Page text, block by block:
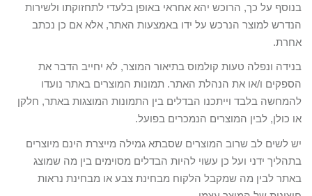
בנוסף על כך, הרוכש יהא אחראי באופן בלעדי לתחזוקתו ולשירות
הנדרש למוצר הנרכש על ידו באמצעות האתר, אלא אם כן נכתב
אחרת.
בנידה ונפלה טעות קולמוס בתיאור המוצר, לא יחייב הדבר את
הספקים ו/או את הנהלת האתר. תמונות המוצרים באתר נועדו
להמחשה בלבד וייתכנו הבדלים בין התמונות המוצגות באתר, חלקן
או כולן, לבין המוצרים הנמכרים בפועל.
יש לשים לב שרוב המוצרים שסבתא גמילה מייצרת הינם מיוצרים
בתהליך ידני ועל כן עשוי להיות הבדלים מסוימים בין מה שמוצג
באתר לבין מה שמקבל הלקוח מבחינת צבע או מבחינת נראות